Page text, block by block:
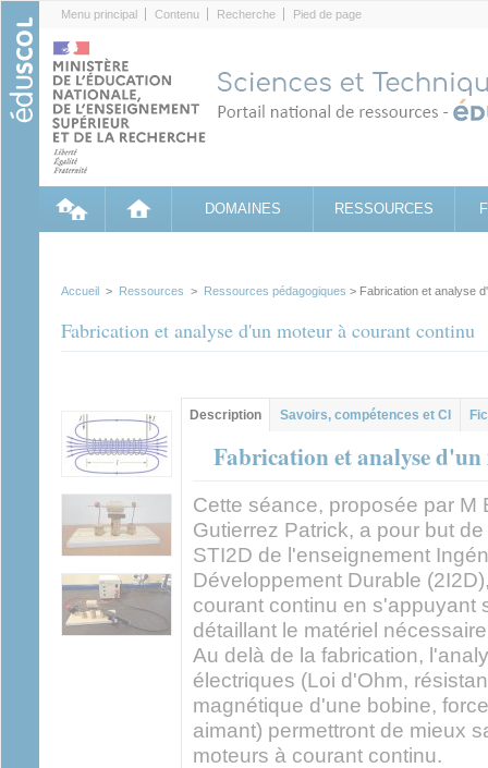
Menu principal Contenu Recherche Pied de page
DOMAINES RESSOURCES
Accueil > Ressources > Ressources pédagogiques > Fabrication et analyse
Fabrication et analyse d'un moteur à courant continu
Contenu principal
Description (onglet
actif)
Savoirs, compétences et CI
Fabrication et analyse
Cette séance, proposée par M
Gutierrez Patrick, a pour but
STI2D de l'enseignement
Développement Durable
courant continu en s'appuyant
détaillant le matériel
Au delà de la fabrication,
électriques (Loi d'Ohm,
magnétique d'une bobine,
aimant) permettront de mieux
moteurs à courant continu.